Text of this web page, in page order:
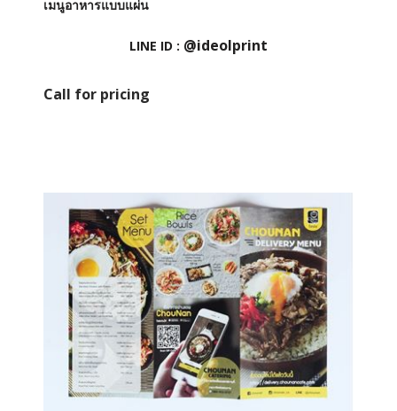
เมนูอาหารแบบแผ่น
LINE ID : @ideolprint
Call for pricing